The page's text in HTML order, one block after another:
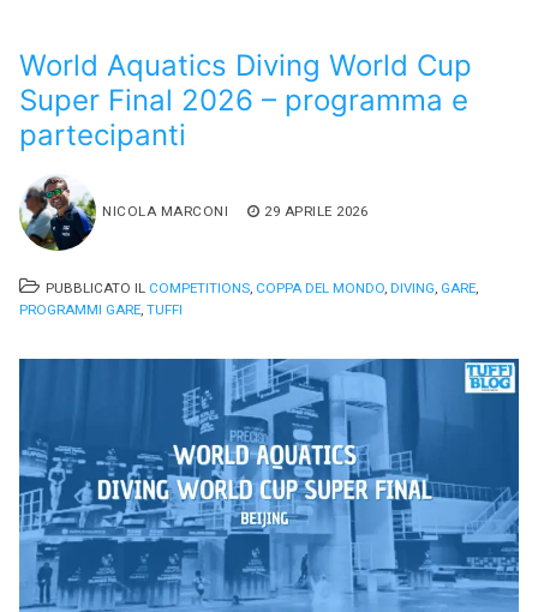
World Aquatics Diving World Cup
Super Final 2026 – programma e
partecipanti
NICOLA MARCONI 29 APRILE 2026
PUBBLICATO IL COMPETITIONS, COPPA DEL MONDO, DIVING, GARE,
PROGRAMMI GARE, TUFFI